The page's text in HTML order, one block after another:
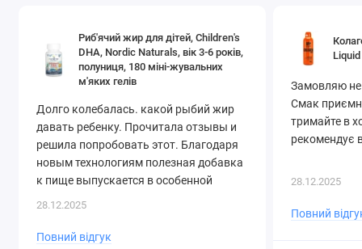
Риб'ячий жир для дітей, Children's
DHA, Nordic Naturals, вік 3-6 років,
полуниця, 180 міні-жувальних
м'яких гелів
Долго колебалась. какой рыбий жир
давать ребенку. Прочитала отзывы и
решила попробовать этот. Благодаря
новым технологиям полезная добавка
к пище выпускается в особенной
организма и уберегающих от
28.12.2025
Повний відгук
Замовляю
Смак
тримайте в
рекомендує
28.12.2025
Повний